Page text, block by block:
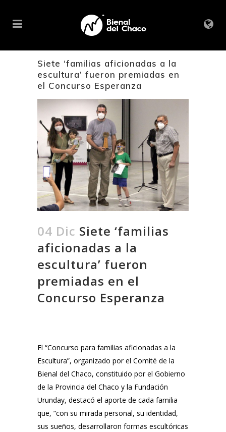
Siete ‘familias aficionadas a la
escultura’ fueron premiadas en
el Concurso Esperanza
04 Dic Siete ‘familias
aficionadas a la
escultura’ fueron
premiadas en el
Concurso Esperanza
El “Concurso para familias aficionadas a la
Escultura”, organizado por el Comité de la
Bienal del Chaco, constituido por el Gobierno
de la Provincia del Chaco y la Fundación
Urunday, destacó el aporte de cada familia
que, ”con su mirada personal, su identidad,
sus sueños, desarrollaron formas escultóricas